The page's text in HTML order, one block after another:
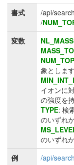
書式 /api/
/
変数
NL_MASS
象とします
イオンに
の強度を
TYPE: 検
のいずれ
のいずれ
例
/api/